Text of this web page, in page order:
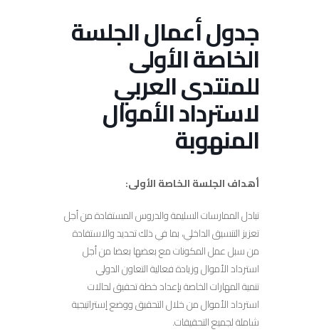
جدول أعمال الجلسة
الخاصة الأولى
للمنتدى العربي
لاسترداد الأموال
المنهوبة
أهداف الجلسة الخاصة الأولى:
تبادل الممارسات السليمة والدروس المستفادة من أجل
تعزيز التنسيق الداخلي، بما في ذلك تحديد والاستفادة
من سبل عمل المكونات مع بعضها بعضا من أجل
استرداد الأموال وزيادة فعالية التعاون الدولي
تنمية المهارات الخاصة بإعداد خطة تحقيق لحالات
استرداد الأموال من خلال التحقيق ووضع إستراتيجية
شاملة لجميع التحقيقات.